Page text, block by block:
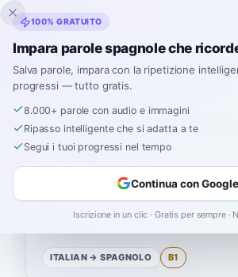
Inklingo
Home› Spagnolo›Italian
Come si dice
spagnolo
La parola spagnola per“fibbia”è
ITALIAN → SPAGNOLO B1
100% GRATUITO
Impara parole spagnole che
Salva parole, impara con la ripetizione
progressi — tutto gratis.
8.000+ parole con audio e immagini
Ripasso intelligente che si adatta a te
Segui i tuoi progressi nel tempo
Continua con Google
Iscrizione in un clic · Gratis per sempre ·